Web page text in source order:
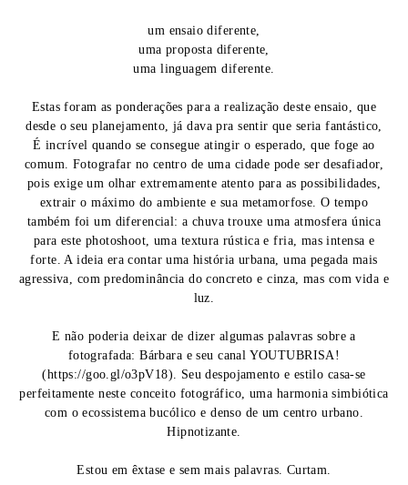
um ensaio diferente,
uma proposta diferente,
uma linguagem diferente.
Estas foram as ponderações para a realização deste ensaio, que
desde o seu planejamento, já dava pra sentir que seria fantástico,
É incrível quando se consegue atingir o esperado, que foge ao
comum. Fotografar no centro de uma cidade pode ser desafiador,
pois exige um olhar extremamente atento para as possibilidades,
extrair o máximo do ambiente e sua metamorfose. O tempo
também foi um diferencial: a chuva trouxe uma atmosfera única
para este photoshoot, uma textura rústica e fria, mas intensa e
forte. A ideia era contar uma história urbana, uma pegada mais
agressiva, com predominância do concreto e cinza, mas com vida e
luz.
E não poderia deixar de dizer algumas palavras sobre a
fotografada: Bárbara e seu canal YOUTUBRISA!
(https://goo.gl/o3pV18). Seu despojamento e estilo casa-se
perfeitamente neste conceito fotográfico, uma harmonia simbiótica
com o ecossistema bucólico e denso de um centro urbano.
Hipnotizante.
Estou em êxtase e sem mais palavras. Curtam.